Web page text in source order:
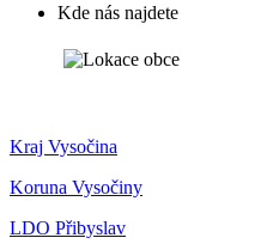
Kde nás najdete
Kraj Vysočina
Koruna Vysočiny
LDO Přibyslav